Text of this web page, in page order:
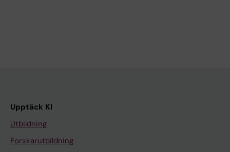
Upptäck KI
Utbildning
Forskarutbildning